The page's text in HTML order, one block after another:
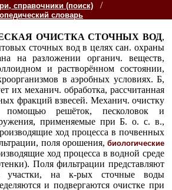
справочники (поиск) /
словарь
ОЧИСТКА СТОЧНЫХ ВОД,
сточных вод в целях сан. охраны
на разложении органич. веществ,
и растворённом состоянии,
в аэробных условиях. Б,
их механич. обработка, рассчитанная
фракций взвесей. Механич. очистку
помощью решёток, песколовок и
применяемые при Б. о. с. в.,
ход процесса в почвенных
поля орошения, биологические
ход процесса в водной среде
Поля фильтрации представляют
участки, на к-рых сточные воды
и подвергаются очистке при